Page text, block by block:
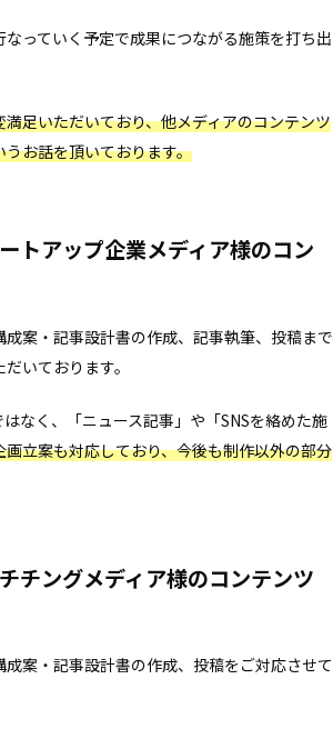
っていく予定で成果につながる施策を打ち出
足いただいており、他メディアのコンテンツ
お話を頂いております。
トアップ企業メディア様のコン
案・記事設計書の作成、記事執筆、投稿まで
いております。
なく、「ニュース記事」や「SNSを絡めた施
画立案も対応しており、今後も制作以外の部分
チングメディア様のコンテンツ
案・記事設計書の作成、投稿をご対応させて